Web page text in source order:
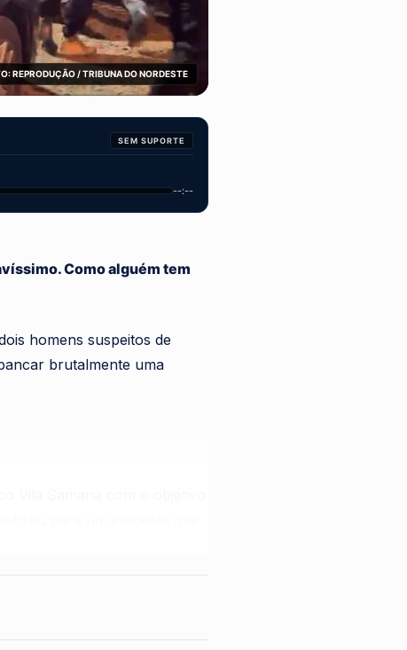
REPRODUÇÃO / TRIBUNA DO NORDESTE
SEM SUPORTE
--:--
Como alguém tem
homens suspeitos de
brutalmente uma
para um inocente que
tamanha que a criança
de forma irreversível.